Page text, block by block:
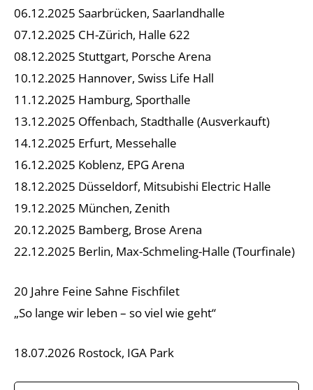
06.12.2025 Saarbrücken, Saarlandhalle
07.12.2025 CH-Zürich, Halle 622
08.12.2025 Stuttgart, Porsche Arena
10.12.2025 Hannover, Swiss Life Hall
11.12.2025 Hamburg, Sporthalle
13.12.2025 Offenbach, Stadthalle (Ausverkauft)
14.12.2025 Erfurt, Messehalle
16.12.2025 Koblenz, EPG Arena
18.12.2025 Düsseldorf, Mitsubishi Electric Halle
19.12.2025 München, Zenith
20.12.2025 Bamberg, Brose Arena
22.12.2025 Berlin, Max-Schmeling-Halle (Tourfinale)
20 Jahre Feine Sahne Fischfilet
„So lange wir leben – so viel wie geht“
18.07.2026 Rostock, IGA Park